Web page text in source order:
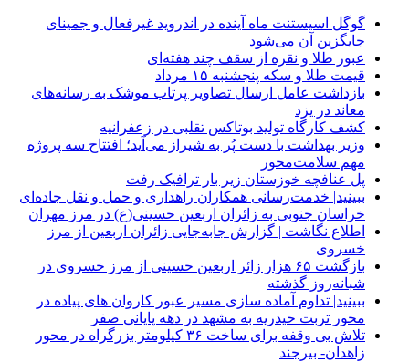
گوگل اسیستنت ماه آینده در اندروید غیرفعال و جمینای
جایگزین آن می‌شود
عبور طلا و نقره از سقف چند هفته‌ای
قیمت طلا و سکه پنجشنبه ۱۵ مرداد
بازداشت عامل ارسال تصاویر پرتاب موشک به رسانه‌های
معاند در یزد
کشف کارگاه تولید بوتاکس تقلبی در زعفرانیه
وزیر بهداشت با دست پُر به شیراز می‌آید؛ افتتاح سه پروژه
مهم سلامت‌محور
پل عنافچه خوزستان زیر بار ترافیک رفت
ببینید| خدمت‌رسانی همکاران راهداری و حمل و نقل جاده‌ای
خراسان جنوبی به زائران اربعین حسینی(ع) در مرز مهران
️اطلاع نگاشت | گزارش جابه‌جایی زائران اربعین از مرز
خسروی
️بازگشت ۶۵ هزار زائر اربعین حسینی از مرز خسروی در
شبانه‌روز گذشته
ببینید| تداوم آماده سازی مسیر عبور کاروان های پیاده در
محور تربت حیدریه به مشهد در دهه پایانی صفر
تلاش بی وقفه برای ساخت ۳۶ کیلومتر بزرگراه در محور
زاهدان- بیرجند